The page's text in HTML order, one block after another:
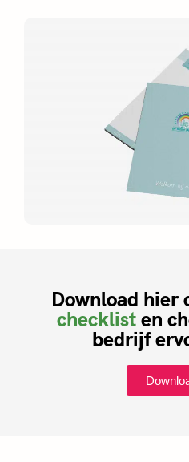
Download hier
checklisten
bedrijf